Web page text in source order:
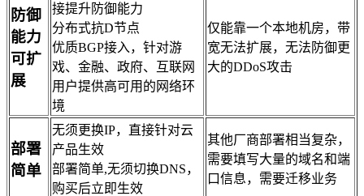
防御
能力
可扩
展
接提升防御能力
分布式抗D节点
优质BGP接入，针对游
戏、金融、政府、互联网
用户提供高可用的网络环
境
仅能靠一个本地机房，带
宽无法扩展，无法防御更
大的DDoS攻击
部署
简单
无须更换IP，直接针对云
产品生效
部署简单,无须切换DNS，
购买后立即生效
其他厂商部署相当复杂，
需要填写大量的域名和端
口信息，需要迁移业务